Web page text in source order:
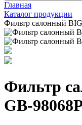
Главная
Каталог продукции
Фильтр салонный
Фильтр
GB-